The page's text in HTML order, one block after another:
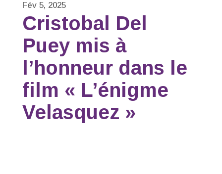
Fév 5, 2025
Cristobal Del
Puey mis à
l’honneur dans le
film « L’énigme
Velasquez »